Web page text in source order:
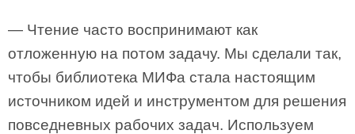
— Чтение часто воспринимают как
отложенную на потом задачу. Мы сделали так,
чтобы библиотека МИФа стала настоящим
источником идей и инструментом для решения
повседневных рабочих задач. Используем